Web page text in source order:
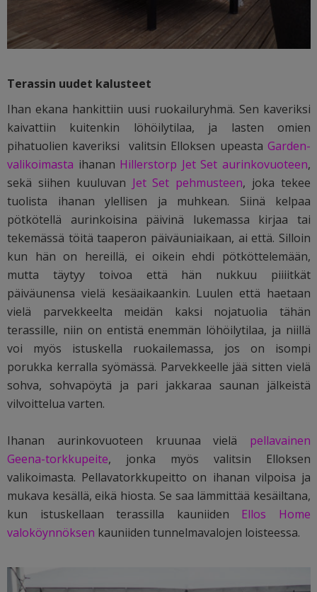
Terassin uudet kalusteet
Ihan ekana hankittiin uusi ruokailuryhmä. Sen kaveriksi
kaivattiin kuitenkin löhöilytilaa, ja lasten omien
pihatuolien kaveriksi valitsin Elloksen upeastaGarden-
valikoimasta ihanan Hillerstorp Jet Set aurinkovuoteen,
sekä siihen kuuluvan Jet Set pehmusteen, joka tekee
tuolista ihanan ylellisen ja muhkean. Siinä kelpaa
pötkötellä aurinkoisina päivinä lukemassa kirjaa tai
tekemässä töitä taaperon päiväuniaikaan, ai että. Silloin
kun hän on hereillä, ei oikein ehdi pötköttelemään,
mutta täytyy toivoa että hän nukkuu piiiitkät
päiväunensa vielä kesäaikaankin. Luulen että haetaan
vielä parvekkeelta meidän kaksi nojatuolia tähän
terassille, niin on entistä enemmän löhöilytilaa, ja niillä
voi myös istuskella ruokailemassa, jos on isompi
porukka kerralla syömässä. Parvekkeelle jää sitten vielä
sohva, sohvapöytä ja pari jakkaraa saunan jälkeistä
vilvoittelua varten.
Ihanan aurinkovuoteen kruunaa vielä pellavainen
Geena-torkkupeite, jonka myös valitsin Elloksen
valikoimasta. Pellavatorkkupeitto on ihanan vilpoisa ja
mukava kesällä, eikä hiosta. Se saa lämmittää kesäiltana,
kun istuskellaan terassilla kauniiden Ellos Home
valoköynnöksen kauniiden tunnelmavalojen loisteessa.